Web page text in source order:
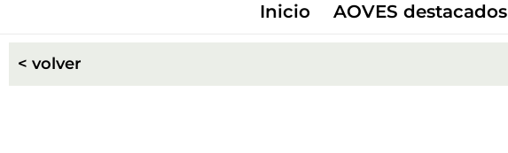
Inicio AOVES destacados
< volver